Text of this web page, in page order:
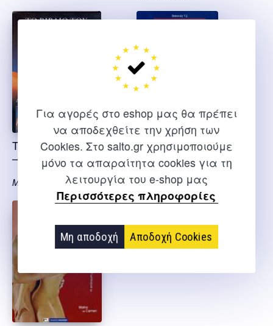
Για αγορές στο eshop μας θα πρέπει
να αποδεχθείτε την χρήση των
Cookies. Στο salto.gr χρησιμοποιούμε
μόνο τα απαραίτητα cookies για τη
λειτουργία του e-shop μας
Περισσότερες πληροφορίες
Μη αποδοχή Αποδοχή Cookies
Το βιβλίο του μασάζ
– εξαντλημένο
Maxwell-Hudson C.
Αθλητικό μασάζ
(Προσφορά)
Dubrovsky V. J.